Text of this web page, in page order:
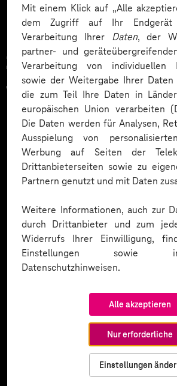
Mit einem Klick auf „Alle
dem Zugriff auf Ihr
Verarbeitung Ihrer Daten, der
partner- und
Verarbeitung von individuellen
sowie der Weitergabe Ihrer
die zum Teil Ihre Daten in
europäischen Union verarbeiten
Die Daten werden für Analysen,
Ausspielung von
Werbung auf Seiten der
Drittanbieterseiten sowie zu
Partnern genutzt und mit Daten
Weitere Informationen, auch zur
durch Drittanbieter und zum
Widerrufs Ihrer Einwilligung,
Einstellungen sowie
Datenschutzhinweisen.
Alle akzeptieren
Nur erforderliche
Einstellungen
Zahlreiche
vertrauen auf
Expertise. Hier eine